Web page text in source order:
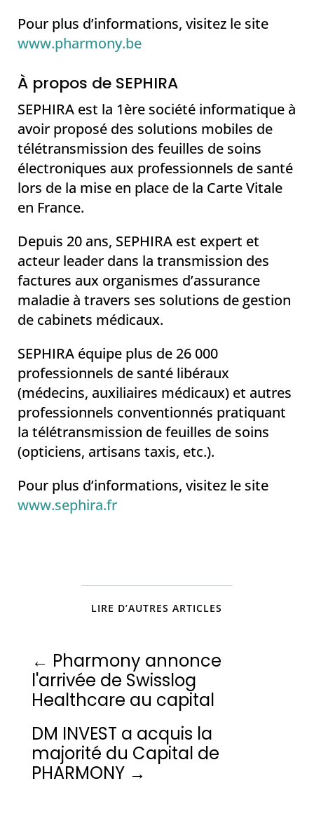
Pour plus d’informations, visitez le site
www.pharmony.be
À propos de SEPHIRA
SEPHIRA est la 1ère société informatique à
avoir proposé des solutions mobiles de
télétransmission des feuilles de soins
électroniques aux professionnels de santé
lors de la mise en place de la Carte Vitale
en France.
Depuis 20 ans, SEPHIRA est expert et
acteur leader dans la transmission des
factures aux organismes d’assurance
maladie à travers ses solutions de gestion
de cabinets médicaux.
SEPHIRA équipe plus de 26 000
professionnels de santé libéraux
(médecins, auxiliaires médicaux) et autres
professionnels conventionnés pratiquant
la télétransmission de feuilles de soins
(opticiens, artisans taxis, etc.).
Pour plus d’informations, visitez le site
www.sephira.fr
LIRE D’AUTRES ARTICLES
← Pharmony annonce
l'arrivée de Swisslog
Healthcare au capital
DM INVEST a acquis la
majorité du Capital de
PHARMONY→